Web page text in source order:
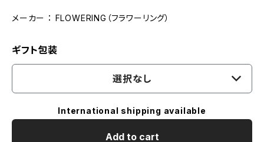
メーカー ： FLOWERING（フラワーリング）
ギフト包装
選択なし
International shipping available
Add to cart